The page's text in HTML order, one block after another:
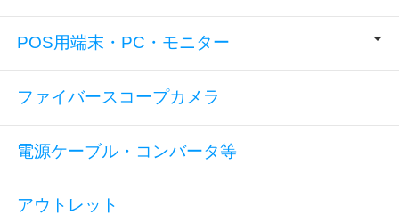
POS用端末・PC・モニター
ファイバースコープカメラ
電源ケーブル・コンバータ等
アウトレット